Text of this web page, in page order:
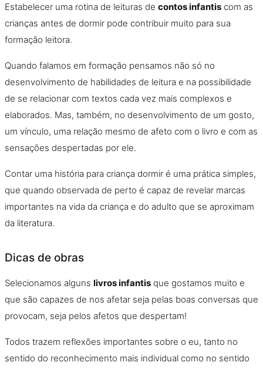
Estabelecer uma rotina de leituras de contos infantis com as
crianças antes de dormir pode contribuir muito para sua
formação leitora.
Quando falamos em formação pensamos não só no
desenvolvimento de habilidades de leitura e na possibilidade
de se relacionar com textos cada vez mais complexos e
elaborados. Mas, também, no desenvolvimento de um gosto,
um vínculo, uma relação mesmo de afeto com o livro e com as
sensações despertadas por ele.
Contar uma história para criança dormir é uma prática simples,
que quando observada de perto é capaz de revelar marcas
importantes na vida da criança e do adulto que se aproximam
da literatura.
Dicas de obras
Selecionamos alguns livros infantis que gostamos muito e
que são capazes de nos afetar seja pelas boas conversas que
provocam, seja pelos afetos que despertam!
Todos trazem reflexões importantes sobre o eu, tanto no
sentido do reconhecimento mais individual como no sentido